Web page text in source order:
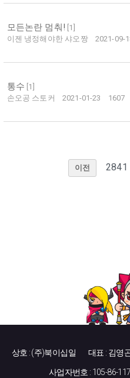
모든논란 멈춰! 1
이젠 냉정해야한 샤오짱
2021-09-
통수 1
손오공 스토커
2021-01-23 1607
이전 2841
상호 : (주)북이십일 대표 : 김영
사업자번호 : 105-86-